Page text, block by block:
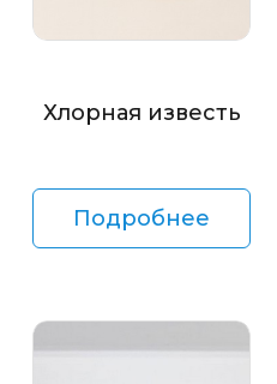
Хлорная известь
Подробнее